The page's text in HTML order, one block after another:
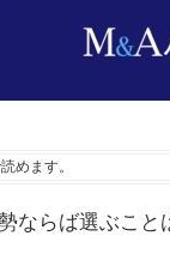
めます。
ならば選ぶこと